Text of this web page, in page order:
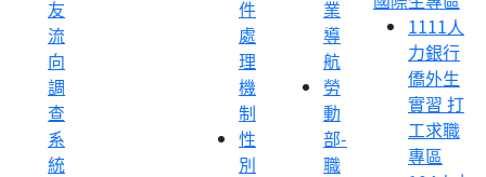
友
流
向
調
查
系
統
件
處
理
機
制
性
別
業
導
航
勞
動
部-
職
1111人
力銀行
僑外生
實習 打
工求職
專區